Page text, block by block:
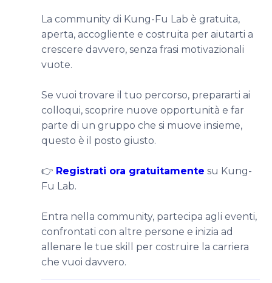
La community di Kung-Fu Lab è gratuita,
aperta, accogliente e costruita per aiutarti a
crescere davvero, senza frasi motivazionali
vuote.
Se vuoi trovare il tuo percorso, prepararti ai
colloqui, scoprire nuove opportunità e far
parte di un gruppo che si muove insieme,
questo è il posto giusto.
👉 Registrati ora gratuitamente su Kung-
Fu Lab.
Entra nella community, partecipa agli eventi,
confrontati con altre persone e inizia ad
allenare le tue skill per costruire la carriera
che vuoi davvero.